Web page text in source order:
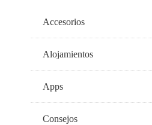
Accesorios
Alojamientos
Apps
Consejos